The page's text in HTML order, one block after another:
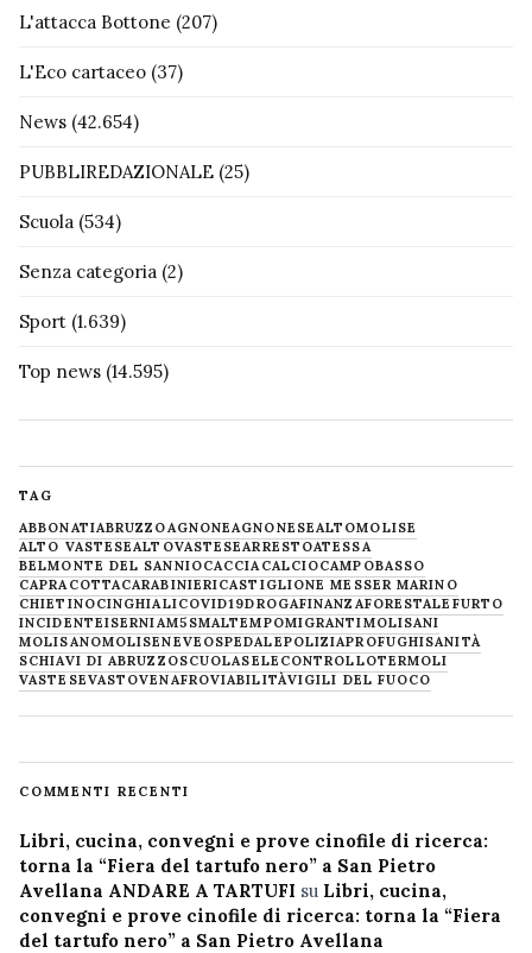
L'attacca Bottone (207)
L'Eco cartaceo (37)
News (42.654)
PUBBLIREDAZIONALE (25)
Scuola (534)
Senza categoria (2)
Sport (1.639)
Top news (14.595)
TAG
ABBONATIABRUZZOAGNONEAGNONESEALTOMOLISE
ALTO VASTESEALTOVASTESEARRESTOATESSA
BELMONTE DEL SANNIOCACCIACALCIOCAMPOBASSO
CAPRACOTTACARABINIERICASTIGLIONE MESSER MARINO
CHIETINOCINGHIALICOVID19DROGAFINANZAFORESTALE FURTO
INCIDENTEISERNIAM5SMALTEMPOMIGRANTIMOLISANI
MOLISANOMOLISENEVE OSPEDALEPOLIZIAPROFUGHISANITÀ
SCHIAVI DI ABRUZZOSCUOLASELECONTROLLOTERMOLI
VASTESEVASTOVENAFROVIABILITÀVIGILI DEL FUOCO
COMMENTI RECENTI
Libri, cucina, convegni e prove cinofile di ricerca:
torna la “Fiera del tartufo nero” a San Pietro
Avellana ANDARE A TARTUFI su Libri, cucina,
convegni e prove cinofile di ricerca: torna la “Fiera
del tartufo nero” a San Pietro Avellana